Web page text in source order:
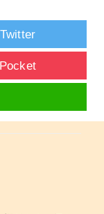
Twitter
Pocket